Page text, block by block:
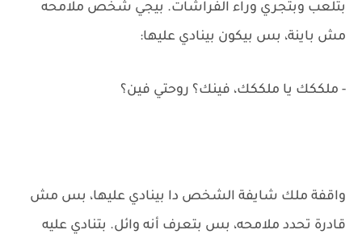
بتلعب وبتجري وراء الفراشات. بيجي شخص ملامحه
مش باينة، بس بيكون بينادي عليها:
- ملككك يا ملككك، فينك؟ روحتي فين؟
واقفة ملك شايفة الشخص دا بينادي عليها، بس مش
قادرة تحدد ملامحه، بس بتعرف أنه وائل. بتنادي عليه